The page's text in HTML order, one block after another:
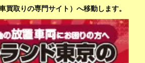
買取りの専門サイト）へ移動します。